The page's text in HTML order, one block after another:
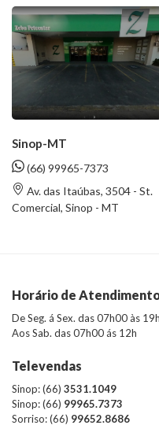
Sinop-MT
(66) 99965-7373
Av. das Itaúbas, 3504 - St.
Comercial, Sinop - MT
Horário de
De Seg. á Sex. das 07h00 às
Aos Sab. das 07h00 ás 12h
Televendas
Sinop: (66) 3531.1049
Sinop: (66) 99965.7373
Sorriso: (66) 99652.8686